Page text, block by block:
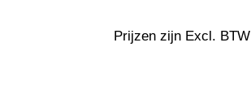
Prijzen zijn Excl. BTW